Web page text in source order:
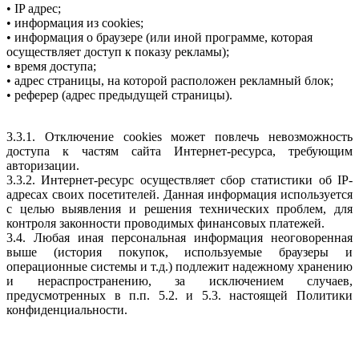
• IP адрес;
• информация из cookies;
• информация о браузере (или иной программе, которая
осуществляет доступ к показу рекламы);
• время доступа;
• адрес страницы, на которой расположен рекламный блок;
• реферер (адрес предыдущей страницы).
3.3.1. Отключение cookies может повлечь невозможность
доступа к частям сайта Интернет-ресурса, требующим
авторизации.
3.3.2. Интернет-ресурс осуществляет сбор статистики об IP-
адресах своих посетителей. Данная информация используется
с целью выявления и решения технических проблем, для
контроля законности проводимых финансовых платежей.
3.4. Любая иная персональная информация неоговоренная
выше (история покупок, используемые браузеры и
операционные системы и т.д.) подлежит надежному хранению
и нераспространению, за исключением случаев,
предусмотренных в п.п. 5.2. и 5.3. настоящей Политики
конфиденциальности.